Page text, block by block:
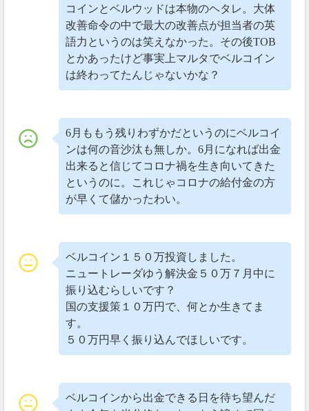
ベルコイン、なんとか140円くらいで買えたけど
いつ売るか悩み中。
現在メンテ中で、メンテ明けから取引再開らし
いけど、まだ買い入るかな？
欲出して売り時逃さんようにせねば
w#BLL#BELLWOOD #仮想通貨
— てぃむ (@yBRA7TC875mJ2N0)January 30,
2020
ちなみに、ベルコインの価格はたったの数時間で最高
値900円から140円まで暴落しています。
短期間で6倍以上に急騰！
本日、ベルコインが上場した仮想通貨取引所Bellwood
に再上場を果たしました。
もうそろそろ飛びそー😆
あとベルコイン今日上場してもう
— けん坊 (@kenbo_kab)January 30, 2020
コインとベルウッドは本物のヘタレ。大体
改善命令の中で最大の改善点が担当者の英
語力というのは笑えなかった。その後TOB
とかあったけど事実上マルタでベルコイン
は終わってたんじゃないかな？
6月ももう残りわずかだというのにベルコイ
ンは何の音沙汰も無しか。6月になれば出金
出来ると信じてコロナ禍を生き向いてきた
というのに。これじゃコロナの給付金の方
が早くて儲かったわい。
ベルコイン１５０万投資しました。
ニュートレーダゆう解決金５０万７月中に
振り込むらしいです？
国の支援策１０万円で、何とか生きてま
す。
５０万円早く振り込んでほしいです。
ベルコインから出金できる日を待ち望んだ